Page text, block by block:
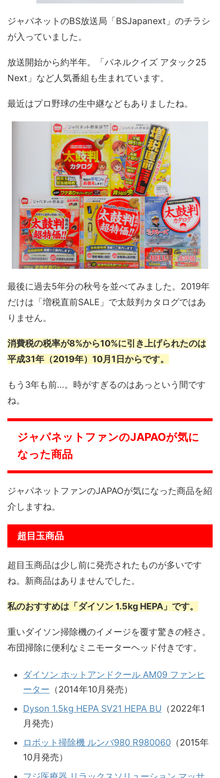
ジャパネットのBS放送局「BSJapanext」のチラシ
が入っていました。
放送開始から約半年。「パネルクイズ アタック25
Next」など人気番組も生まれています。
最近はプロ野球の生中継などもありましたね。
最後に過去5年分の秋号を並べてみました。2019年
だけは「増税直前SALE」で太鼓判カタログではあ
りません。
消費税の税率が8%から10%に引き上げられたのは
平成31年（2019年）10月1日からです。
もう3年も前…。時がすぎるのはあっという間です
ね。
ジャパネットファンのJAPAOが気に
なった商品
ジャパネットファンのJAPAOが気になった商品を紹
介しますね。
超目玉商品
超目玉商品は少し前に発売されたものが多いです
ね。新商品はありませんでした。
私のおすすめは「ダイソン 1.5kg HEPA」です。
重いダイソン掃除機のイメージを覆す驚きの軽さ。
布団掃除に便利なミニモーターヘッド付きです。
ダイソン ホットアンドクール AM09 ファンヒ
ーター （2014年10月発売）
Dyson 1.5kg HEPA SV21 HEPA BU （2022年1
月発売）
ロボット掃除機 ルンバ980 R980060 （2015年
10月発売）